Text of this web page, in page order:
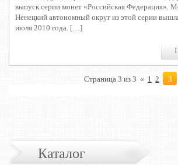
выпуск серии монет «Российская Федерация».
Ненецкий автономный округ из этой серии
июля 2010 года. […]
Страница 3 из 3 « 1 2 3
Каталог